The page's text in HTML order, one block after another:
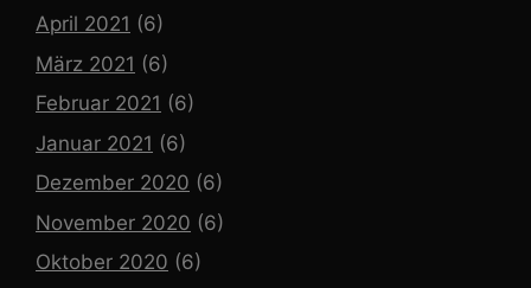
April 2021 (6)
März 2021 (6)
Februar 2021 (6)
Januar 2021 (6)
Dezember 2020 (6)
November 2020 (6)
Oktober 2020 (6)